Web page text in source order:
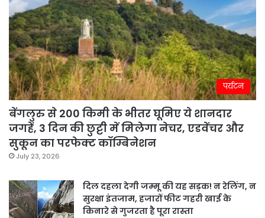
पर्यटन
बेंगलुरु से 200 किमी के भीतर घूमिए ये शानदार
जगहें, 3 दिन की छुट्टी में मिलेगा नेचर, एडवेंचर और
सुकून का परफेक्ट कॉम्बिनेशन
July 23, 2026
दिल दहला देगी जम्मू की यह सड़क! न रेलिंग, न
सुरक्षा इंतजाम, हजारों फीट गहरी खाई के
किनारे से गुजरता है पूरा रास्ता